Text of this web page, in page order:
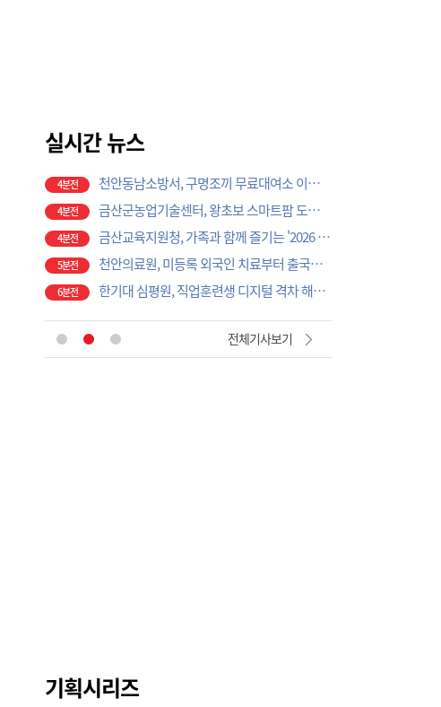
실시간 뉴스
4분전
6분전 한기대 심평원, 직업훈련생 디지털 격차 해소 '앞장'
6분전 상명해외봉사단, 몽골 봉사활동 마치고 해단식 개최
7분전 남서울대 SW미래채움 충남센터, '전국 고교 AI·SW챌린지' 3개 부문 수상
7분전 단국대 조정희 교수 연구진, 성균관대 연구팀과 폐암 재발 부르는 분자표적항암제 내성 원인 규명
7분전 천안법원, 매달 10% 배당 미끼 코인 투자 권유한 일당 실형
3분전 천안시, 여름방학 맞아 아이 국가예방접종 권장
3분전
전체기사보기
기획시리즈